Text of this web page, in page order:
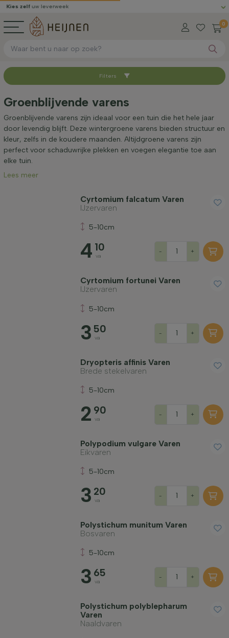
uw leverweek Gratis
0
Sorteer op
Beschikbaar
Volwassen hoogte (cm)
Geslacht
Filters
Groenblijvende varens
Groenblijvende varens zijn ideaal voor een tuin die het hele jaar
door levendig blijft. Deze wintergroene varens bieden structuur en
kleur, zelfs in de koudere maanden. Altijdgroene varens zijn
perfect voor schaduwrijke plekken en voegen elegantie toe aan
elke tuin.
Lees meer
Cyrtomium falcatum Varen
IJzervaren
5-10cm
4 10
va
- +
Cyrtomium fortunei Varen
IJzervaren
5-10cm
3 50
va
- +
Dryopteris affinis Varen
Brede stekelvaren
5-10cm
2 90
va
- +
Polypodium vulgare Varen
Eikvaren
5-10cm
3 20
va
- +
Polystichum munitum Varen
Bosvaren
5-10cm
3 65
va
- +
Polystichum polyblepharum
Varen
Naaldvaren